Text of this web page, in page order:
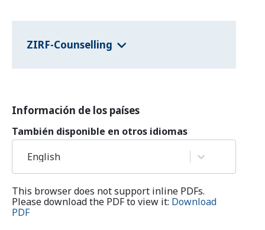
ZIRF-Counselling
Información de los países
También disponible en otros idiomas
English
This browser does not support inline PDFs.
Please download the PDF to view it: Download
PDF